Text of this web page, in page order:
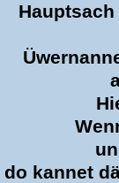
do kannet